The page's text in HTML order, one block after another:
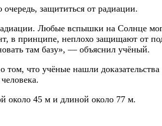
защититься от радиации.
Любые вспышки на Солнце
в принципе, неплохо защищают от
там базу», — объяснил учёный.
что учёные нашли
около 45 м и длиной около 77 м.